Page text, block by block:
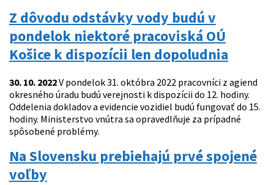
Z dôvodu odstávky vody budú v
pondelok niektoré pracoviská OÚ
Košice k dispozícii len dopoludnia
30. 10. 2022V pondelok 31. októbra 2022 pracovníci z agiend
okresného úradu budú verejnosti k dispozícii do 12. hodiny.
Oddelenia dokladov a evidencie vozidiel budú fungovať do 15.
hodiny. Ministerstvo vnútra sa opravedlňuje za prípadné
spôsobené problémy.
Na Slovensku prebiehajú prvé spojené
voľby